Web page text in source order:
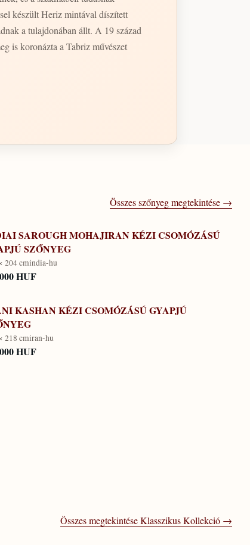
készült Heriz mintával díszített
a tulajdonában állt. A 19 század
is koronázta a Tabriz művészet
Összes szőnyeg megtekintése →
SAROUGH MOHAJIRAN KÉZI CSOMÓZÁSÚ
SZŐNYEG
204 cmindia-hu
HUF
KASHAN KÉZI CSOMÓZÁSÚ GYAPJÚ
218 cmiran-hu
HUF
Összes megtekintése Klasszikus Kollekció →